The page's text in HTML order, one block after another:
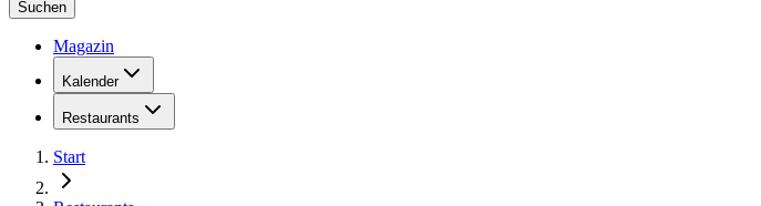
Suchen
Magazin
Kalender
Restaurants
Start